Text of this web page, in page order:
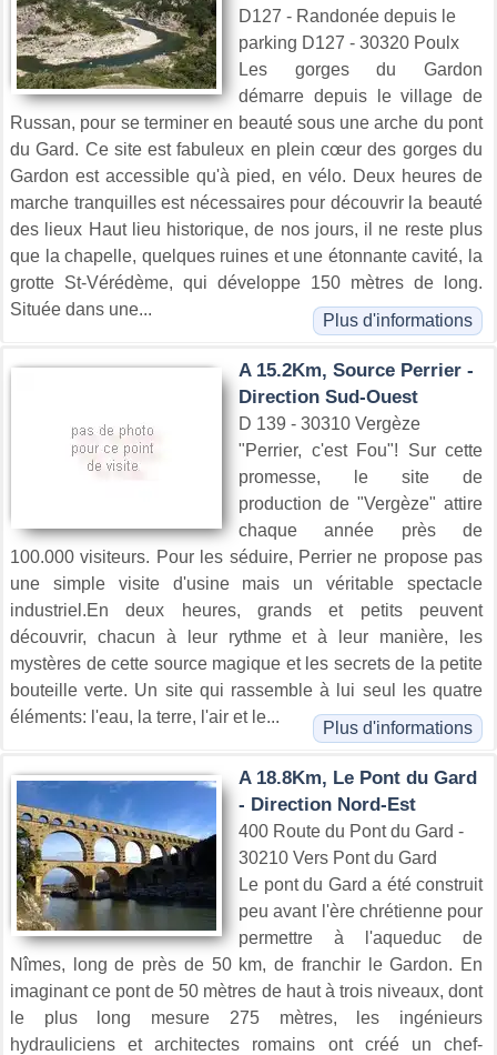
D127 - Randonée depuis le
parking D127 - 30320 Poulx
Les gorges du Gardon
démarre depuis le village de
Russan, pour se terminer en beauté sous une arche du pont
du Gard. Ce site est fabuleux en plein cœur des gorges du
Gardon est accessible qu'à pied, en vélo. Deux heures de
marche tranquilles est nécessaires pour découvrir la beauté
des lieux Haut lieu historique, de nos jours, il ne reste plus
que la chapelle, quelques ruines et une étonnante cavité, la
grotte St-Vérédème, qui développe 150 mètres de long.
Située dans une...
Plus d'informations
A 15.2Km, Source Perrier -
Direction Sud-Ouest
D 139 - 30310 Vergèze
"Perrier, c'est Fou"! Sur cette
promesse, le site de
production de "Vergèze" attire
chaque année près de
100.000 visiteurs. Pour les séduire, Perrier ne propose pas
une simple visite d'usine mais un véritable spectacle
industriel.En deux heures, grands et petits peuvent
découvrir, chacun à leur rythme et à leur manière, les
mystères de cette source magique et les secrets de la petite
bouteille verte. Un site qui rassemble à lui seul les quatre
éléments: l'eau, la terre, l'air et le...
Plus d'informations
A 18.8Km, Le Pont du Gard
- Direction Nord-Est
400 Route du Pont du Gard -
30210 Vers Pont du Gard
Le pont du Gard a été construit
peu avant l'ère chrétienne pour
permettre à l'aqueduc de
Nîmes, long de près de 50 km, de franchir le Gardon. En
imaginant ce pont de 50 mètres de haut à trois niveaux, dont
le plus long mesure 275 mètres, les ingénieurs
hydrauliciens et architectes romains ont créé un chef-